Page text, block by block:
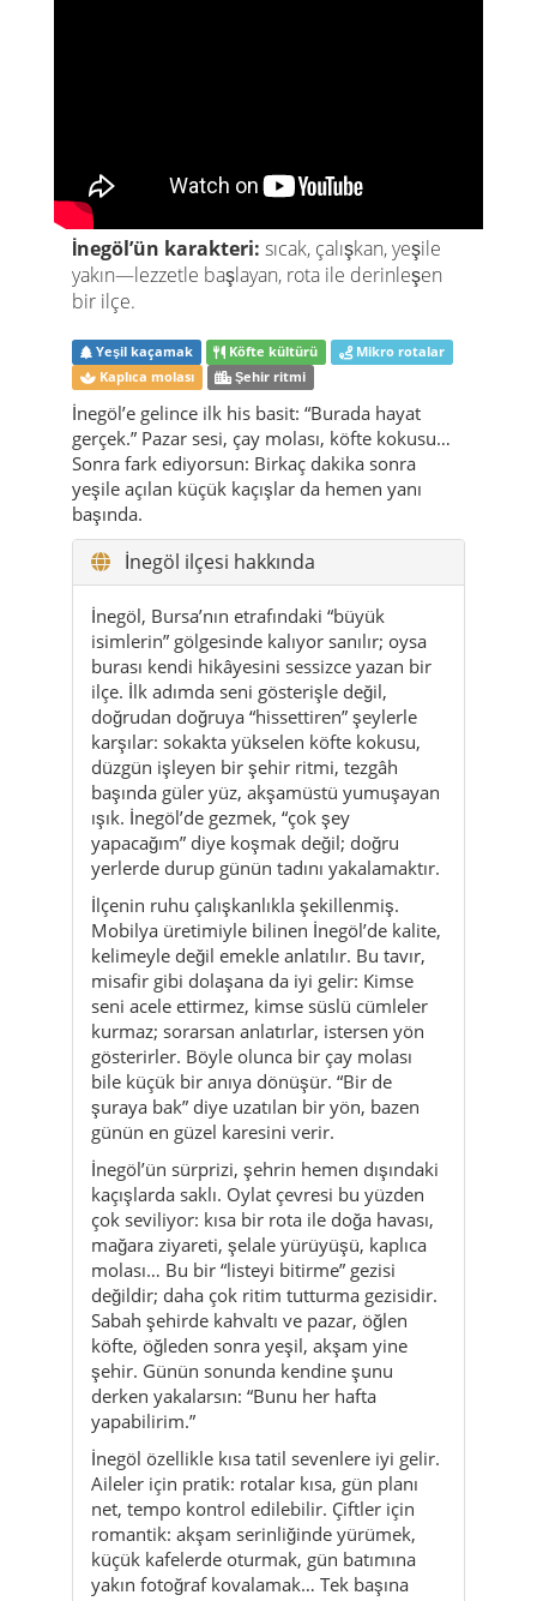
İnegöl’ün karakteri: sıcak, çalışkan, yeşile
yakın—lezzetle başlayan, rota ile derinleşen
bir ilçe.
Yeşil kaçamak Köfte kültürü
Mikro rotalar
Kaplıca molası
Şehir ritmi
İnegöl’e gelince ilk his basit: “Burada hayat
gerçek.” Pazar sesi, çay molası, köfte kokusu…
Sonra fark ediyorsun: Birkaç dakika sonra
yeşile açılan küçük kaçışlar da hemen yanı
başında.
İnegöl ilçesi hakkında
İnegöl, Bursa’nın etrafındaki “büyük
isimlerin” gölgesinde kalıyor sanılır; oysa
burası kendi hikâyesini sessizce yazan bir
ilçe. İlk adımda seni gösterişle değil,
doğrudan doğruya “hissettiren” şeylerle
karşılar: sokakta yükselen köfte kokusu,
düzgün işleyen bir şehir ritmi, tezgâh
başında güler yüz, akşamüstü yumuşayan
ışık. İnegöl’de gezmek, “çok şey
yapacağım” diye koşmak değil; doğru
yerlerde durup günün tadını yakalamaktır.
İlçenin ruhu çalışkanlıkla şekillenmiş.
Mobilya üretimiyle bilinen İnegöl’de kalite,
kelimeyle değil emekle anlatılır. Bu tavır,
misafir gibi dolaşana da iyi gelir: Kimse
seni acele ettirmez, kimse süslü cümleler
kurmaz; sorarsan anlatırlar, istersen yön
gösterirler. Böyle olunca bir çay molası
bile küçük bir anıya dönüşür. “Bir de
şuraya bak” diye uzatılan bir yön, bazen
günün en güzel karesini verir.
İnegöl’ün sürprizi, şehrin hemen dışındaki
kaçışlarda saklı. Oylat çevresi bu yüzden
çok seviliyor: kısa bir rota ile doğa havası,
mağara ziyareti, şelale yürüyüşü, kaplıca
molası… Bu bir “listeyi bitirme” gezisi
değildir; daha çok ritim tutturma gezisidir.
Sabah şehirde kahvaltı ve pazar, öğlen
köfte, öğleden sonra yeşil, akşam yine
şehir. Günün sonunda kendine şunu
derken yakalarsın: “Bunu her hafta
yapabilirim.”
İnegöl özellikle kısa tatil sevenlere iyi gelir.
Aileler için pratik: rotalar kısa, gün planı
net, tempo kontrol edilebilir. Çiftler için
romantik: akşam serinliğinde yürümek,
küçük kafelerde oturmak, gün batımına
yakın fotoğraf kovalamak… Tek başına